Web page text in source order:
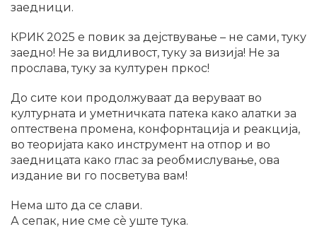
заедници.
КРИК 2025 е повик за дејствување – не сами, туку
заедно! Не за видливост, туку за визија! Не за
прослава, туку за културен пркос!
До сите кои продолжуваат да веруваат во
културната и уметничката патека како алатки за
оптествена промена, конфорнтација и реакција,
во теоријата како инструмент на отпор и во
заедницата како глас за реобмислување, ова
издание ви го посветува вам!
Нема што да се слави.
А сепак, ние сме сè уште тука.